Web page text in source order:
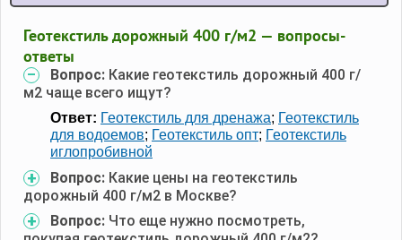
Геотекстиль дорожный 400 г/м2 — вопросы-
ответы
Вопрос: Какие геотекстиль дорожный 400 г/
м2 чаще всего ищут?
Ответ: Геотекстиль для дренажа; Геотекстиль
для водоемов; Геотекстиль опт; Геотекстиль
иглопробивной
Вопрос: Какие цены на геотекстиль
дорожный 400 г/м2 в Москве?
Вопрос: Что еще нужно посмотреть,